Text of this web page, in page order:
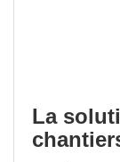
La